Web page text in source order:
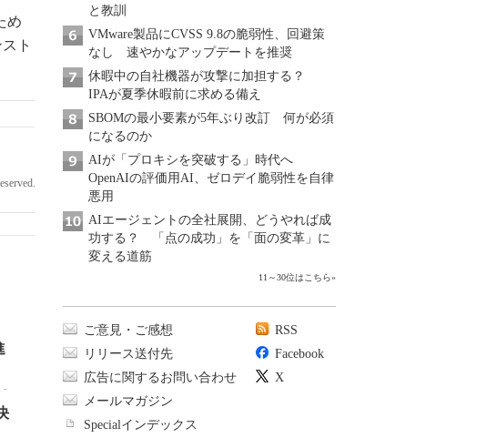
め
ト
と教訓
VMware製品にCVSS 9.8の脆弱性、回避策
なし 速やかなアップデートを推奨
休暇中の自社機器が攻撃に加担する？
IPAが夏季休暇前に求める備え
SBOMの最小要素が5年ぶり改訂 何が必須
になるのか
AIが「プロキシを突破する」時代へ
OpenAIの評価用AI、ゼロデイ脆弱性を自律
悪用
AIエージェントの全社展開、どうやれば成
功する？ 「点の成功」を「面の変革」に
変える道筋
11～30位はこちら»
ご意見・ご感想
リリース送付先
広告に関するお問い合わせ
メールマガジン
Specialインデックス
RSS
Facebook
X